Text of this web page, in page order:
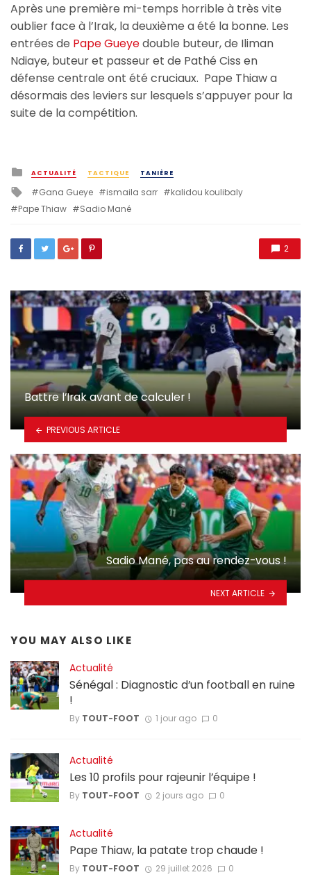
Après une première mi-temps horrible à très vite
oublier face à l’Irak, la deuxième a été la bonne. Les
entrées de Pape Gueyedouble buteur, de Iliman
Ndiaye, buteur et passeur et de Pathé Ciss en
défense centrale ont été cruciaux. Pape Thiaw a
désormais des leviers sur lesquels s’appuyer pour la
suite de la compétition.
Posted
in
ACTUALITÉ TACTIQUE TANIÈRE
Tagged
with
Gana Gueye ismaila sarr
kalidou koulibaly
Pape Thiaw
Sadio Mané
2
Battre l’Irak avant de calculer !
PREVIOUS ARTICLE
Sadio Mané, pas au rendez-vous !
NEXT ARTICLE
YOU MAY ALSO LIKE
Actualité
Sénégal : Diagnostic d’un football en ruine
!
By TOUT-FOOT 1 jour ago 0
Actualité
Les 10 profils pour rajeunir l’équipe !
By TOUT-FOOT 2 jours ago 0
Actualité
Pape Thiaw, la patate trop chaude !
By TOUT-FOOT 29 juillet 2026 0